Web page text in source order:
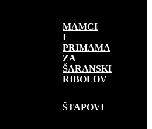
MAMCI
I
PRIMAMA
ZA
ŠARANSKI
RIBOLOV
GRABLJIVICA
ŠTAPOVI